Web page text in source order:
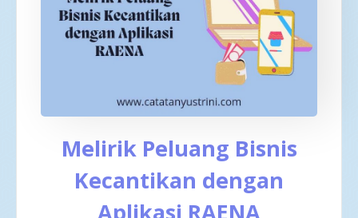
Melirik Peluang Bisnis
Kecantikan dengan
Aplikasi RAENA